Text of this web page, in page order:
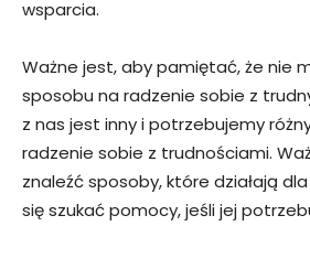
wsparcia.
Ważne jest, aby pamiętać, że nie
sposobu na radzenie sobie z
z nas jest inny i potrzebujemy
radzenie sobie z trudnościami.
znaleźć sposoby, które działają
się szukać pomocy, jeśli jej